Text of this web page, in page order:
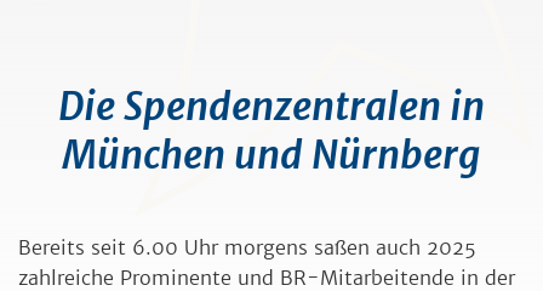
Die Spendenzentralen in
München und Nürnberg
Bereits seit 6.00 Uhr morgens saßen auch 2025
zahlreiche Prominente und BR-Mitarbeitende in der